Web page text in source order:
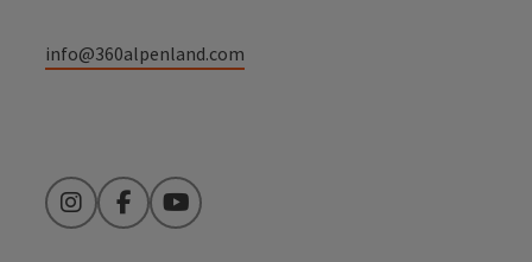
info@360alpenland.com
InstagramFacebookYouTube